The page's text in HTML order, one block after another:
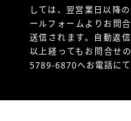
しては、翌営業日以降
ールフォームよりお問
送信されます。自動返
以上経ってもお問合せ
5789-6870へお電話にて